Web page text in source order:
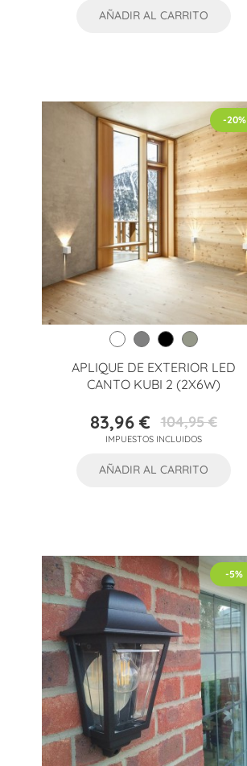
AÑADIR AL CARRITO
APLIQUE DE EXTERIOR LED
CANTO KUBI 2 (2X6W)
Precio
83,96 €
Precio
base
104,95 €
IMPUESTOS INCLUIDOS
-20%
AÑADIR AL CARRITO
-5%